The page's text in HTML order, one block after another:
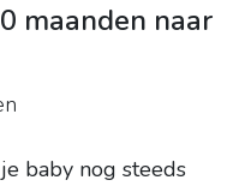
maanden naar
baby nog steeds